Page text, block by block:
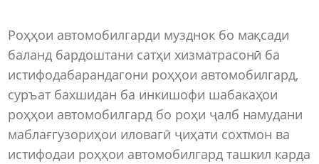
Роҳҳои автомобилгарди музднок бо мақсади
баланд бардоштани сатҳи хизматрасонӣ ба
истифодабарандагони роҳҳои автомобилгард,
суръат бахшидан ба инкишофи шабакаҳои
роҳҳои автомобилгард бо роҳи ҷалб намудани
маблағгузориҳои иловагӣ ҷиҳати сохтмон ва
истифодаи роҳҳои автомобилгард ташкил карда